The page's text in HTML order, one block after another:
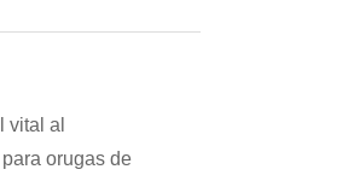
vital al
orugas de